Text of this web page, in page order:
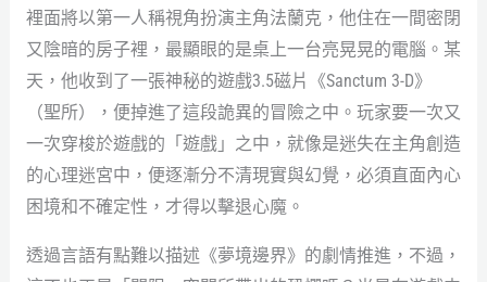
裡面將以第一人稱視角扮演主角法蘭克，他住在一間密閉
又陰暗的房子裡，最顯眼的是桌上一台亮晃晃的電腦。某
天，他收到了一張神秘的遊戲3.5磁片《Sanctum 3-D》
（聖所），便掉進了這段詭異的冒險之中。玩家要一次又
一次穿梭於遊戲的「遊戲」之中，就像是迷失在主角創造
的心理迷宮中，便逐漸分不清現實與幻覺，必須直面內心
困境和不確定性，才得以擊退心魔。
透過言語有點難以描述《夢境邊界》的劇情推進，不過，